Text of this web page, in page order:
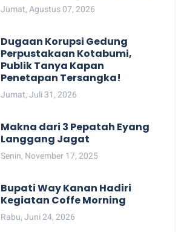
Jumat, Agustus 07, 2026
Dugaan Korupsi Gedung
Perpustakaan Kotabumi,
Publik Tanya Kapan
Penetapan Tersangka!
Jumat, Juli 31, 2026
Makna dari 3 Pepatah Eyang
Langgang Jagat
Senin, November 17, 2025
Bupati Way Kanan Hadiri
Kegiatan Coffe Morning
Rabu, Juni 24, 2026